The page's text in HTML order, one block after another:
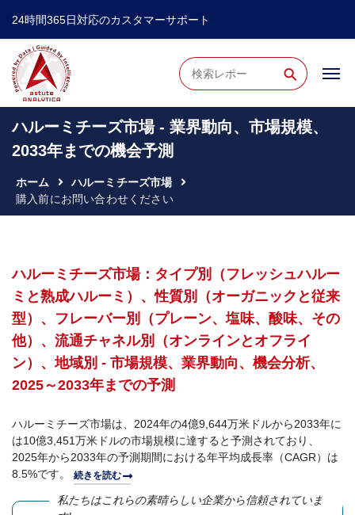
24時間365日対応のカスタマーサポート
⚲
ハルーミチーズ市場 - 業界動向、市場規模、
2033年までの機会予測
ホーム
ハルーミチーズ市場
購入前にお問い合わせください
ハルーミチーズ市場：タイプ別（フレッシュハルー
ミと熟成ハルーミ）、性質別（オーガニックと従来
型）、フレーバー別（プレーン、塩味、酸味、その
他）、流通チャネル別（オンラインとオフライ
ン）、地域別 - 市場規模、業界動向、機会分析、
2025～2033年までの予測
ハルーミチーズ市場は、2024年の4億9,644万米ドルから2033年に
は10億3,451万米ドルの市場規模に達すると予測されており、
2025年から2033年の予測期間における年平均成長率（CAGR）は
8.5%です。 続きを読む
私たちはこれらの素晴らしい企業から信頼されていま